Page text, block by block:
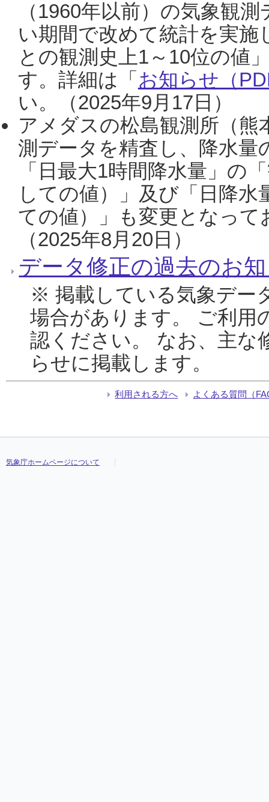
（1960年以前）の気象観
い期間で改めて統計を実
との観測史上1～10位の値
す。詳細は「 お知らせ（
い。（2025年9月17日）
アメダスの松島観測所（熊
測データを精査し、降水
「日最大1時間降水量」の
しての値）」及び「日降
ての値）」も変更となっ
（2025年8月20日）
データ修正の過去のお
※ 掲載している気象デー
場合があります。 ご利用
認ください。 なお、主な
らせに掲載します。
利用される方へ よくある質問（
気象庁ホームページについて